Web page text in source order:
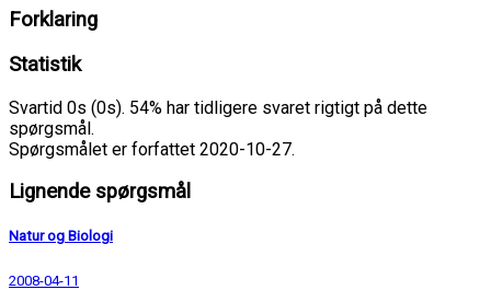
Forklaring
Statistik
Svartid 0s (0s). 54% har tidligere svaret rigtigt på dette
spørgsmål.
Spørgsmålet er forfattet 2020-10-27.
Lignende spørgsmål
Natur og Biologi
2008-04-11